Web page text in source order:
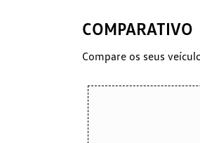
COMPARATIVO
Compare os seus